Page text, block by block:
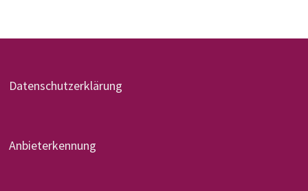
Datenschutzerklärung
Anbieterkennung